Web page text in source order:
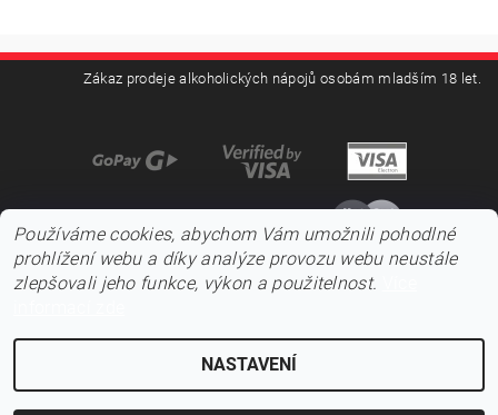
Zákaz prodeje alkoholických nápojů osobám mladším 18 let.
2026 ©Pojďnavíno.cz, všechna práva vyhrazena
Používáme cookies, abychom Vám umožnili pohodlné
prohlížení webu a díky analýze provozu webu neustále
zlepšovali jeho funkce, výkon a použitelnost.
NASTAVENÍ